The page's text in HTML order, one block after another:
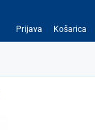
Prijava Košarica